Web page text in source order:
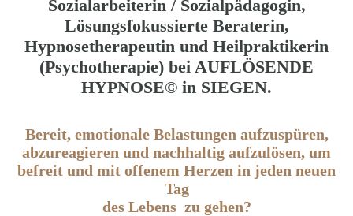
Sozialarbeiterin / Sozialpädagogin,
Lösungsfokussierte Beraterin,
Hypnosetherapeutin und Heilpraktikerin
(Psychotherapie) bei AUFLÖSENDE
HYPNOSE© in SIEGEN.
Bereit, emotionale Belastungen aufzuspüren,
abzureagieren und nachhaltig aufzulösen, um
befreit und mit offenem Herzen in jeden neuen
Tag
des Lebens zu gehen?